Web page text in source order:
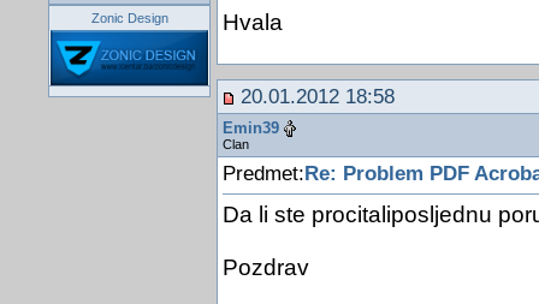
Zonic Design Hvala
20.01.2012 18:58
Emin39
Clan
Predmet: Re: Problem PDF
Da li ste procitaliposljednu
Pozdrav